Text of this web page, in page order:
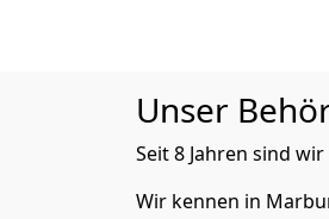
Unser
Seit 8 Jahren sind
Wir kennen in